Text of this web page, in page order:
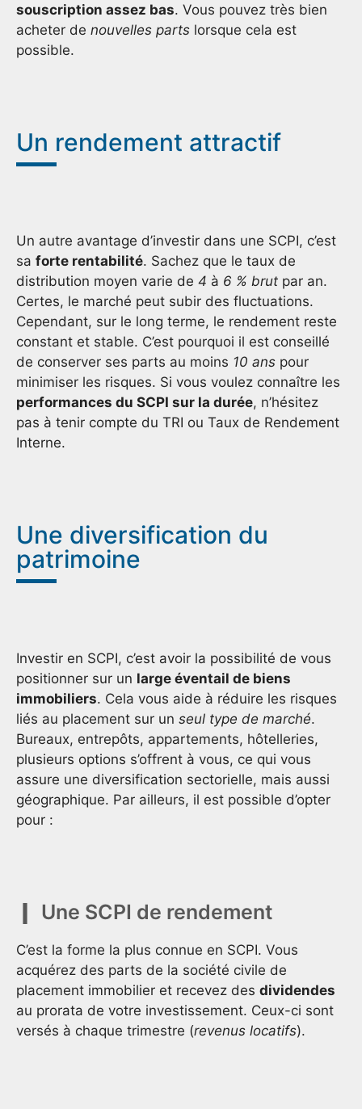
souscription assez bas. Vous pouvez très bien
acheter de nouvelles parts lorsque cela est
possible.
Un rendement attractif
Un autre avantage d’investir dans une SCPI, c’est
sa forte rentabilité. Sachez que le taux de
distribution moyen varie de 4 à 6 % brut par an.
Certes, le marché peut subir des fluctuations.
Cependant, sur le long terme, le rendement reste
constant et stable. C’est pourquoi il est conseillé
de conserver ses parts au moins 10 ans pour
minimiser les risques. Si vous voulez connaître les
performances du SCPI sur la durée, n’hésitez
pas à tenir compte du TRI ou Taux de Rendement
Interne.
Une diversification du
patrimoine
Investir en SCPI, c’est avoir la possibilité de vous
positionner sur un large éventail de biens
immobiliers. Cela vous aide à réduire les risques
liés au placement sur un seul type de marché.
Bureaux, entrepôts, appartements, hôtelleries,
plusieurs options s’offrent à vous, ce qui vous
assure une diversification sectorielle, mais aussi
géographique. Par ailleurs, il est possible d’opter
pour :
Une SCPI de rendement
C’est la forme la plus connue en SCPI. Vous
acquérez des parts de la société civile de
placement immobilier et recevez des dividendes
au prorata de votre investissement. Ceux-ci sont
versés à chaque trimestre (revenus locatifs).